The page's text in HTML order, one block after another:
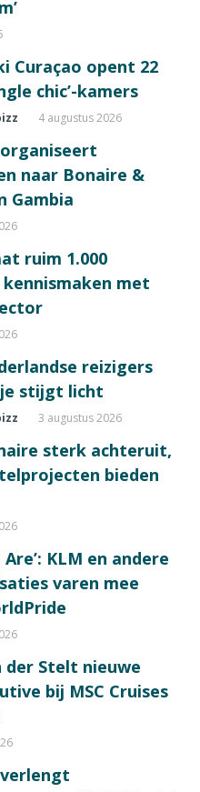
Curaçao opent 22
chic’-kamers
4 augustus 2026
naar Bonaire &
Gambia
ruim 1.000
met
reizigers
stijgt licht
3 augustus 2026
sterk achteruit,
bieden
Are’: KLM en andere
varen mee
der Stelt nieuwe
bij MSC Cruises